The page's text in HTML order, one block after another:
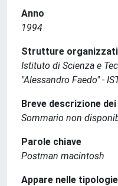
Anno
1994
Strutture
Istituto di Scienza e
"Alessandro Faedo" -
Breve descrizione
Sommario non
Parole chiave
Postman macintosh
Appare nelle